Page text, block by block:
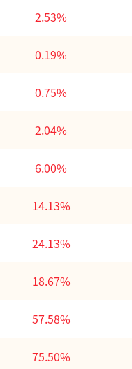
2.53%
0.19%
0.75%
2.04%
6.00%
14.13%
24.13%
18.67%
57.58%
75.50%